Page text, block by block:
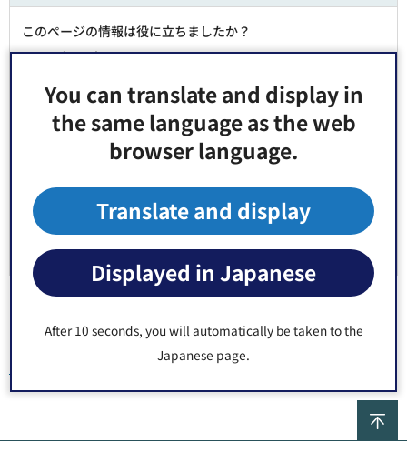
You can translate and display in
the same language as the web
browser language.
Translate and display
Displayed in Japanese
After 10 seconds, you will automatically be taken to the
Japanese page.
このページの情報は役に立ちましたか？
1：役に立った
2：ふつう
3：役に立たなかった
このページの情報は見つけやすかったですか？
1：見つけやすかった
2：ふつう
区施設 公園>